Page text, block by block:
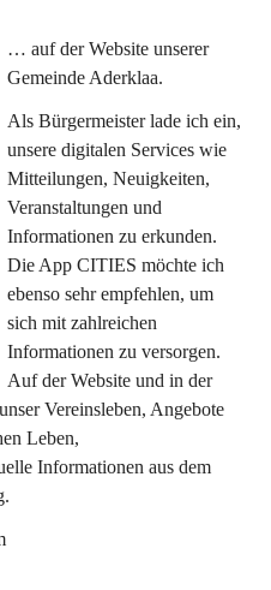
… auf der Website unserer
Gemeinde Aderklaa.
Als Bürgermeister lade ich ein,
unsere digitalen Services wie
Mitteilungen, Neuigkeiten,
Veranstaltungen und
Informationen zu erkunden.
Die App CITIES möchte ich
ebenso sehr empfehlen, um
sich mit zahlreichen
Informationen zu versorgen.
Auf der Website und in der
Vereinsleben, Angebote
Leben,
Informationen aus dem